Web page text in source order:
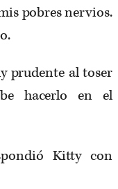
pobres nervios.
prudente al toser
hacerlo en el
Kitty con